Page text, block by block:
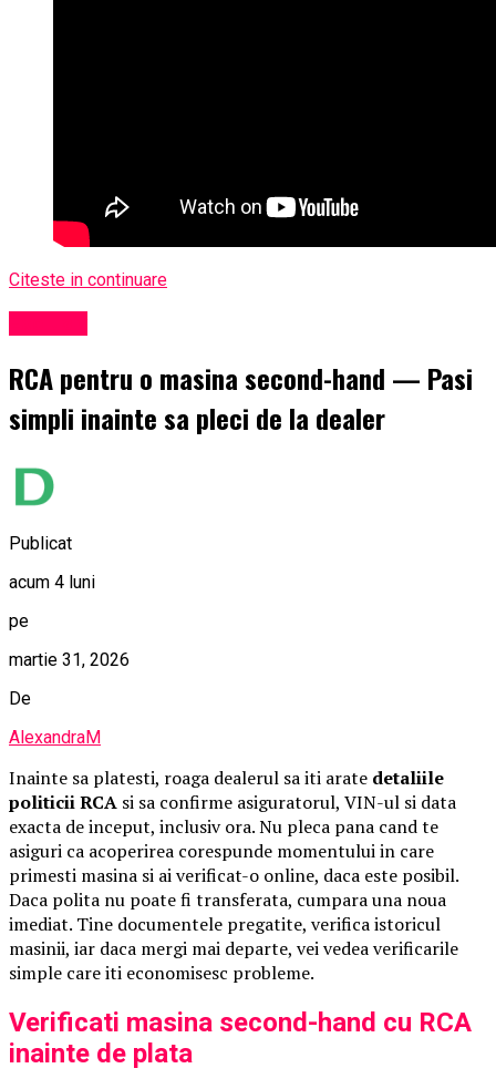
Citeste in continuare
RCA pentru o masina second-hand — Pasi
simpli inainte sa pleci de la dealer
Publicat
acum 4 luni
pe
martie 31, 2026
De
AlexandraM
Inainte sa platesti, roaga dealerul sa iti arate detaliile
politicii RCA si sa confirme asiguratorul, VIN-ul si data
exacta de inceput, inclusiv ora. Nu pleca pana cand te
asiguri ca acoperirea corespunde momentului in care
primesti masina si ai verificat-o online, daca este posibil.
Daca polita nu poate fi transferata, cumpara una noua
imediat. Tine documentele pregatite, verifica istoricul
masinii, iar daca mergi mai departe, vei vedea verificarile
simple care iti economisesc probleme.
Verificati masina second-hand cu RCA
inainte de plata